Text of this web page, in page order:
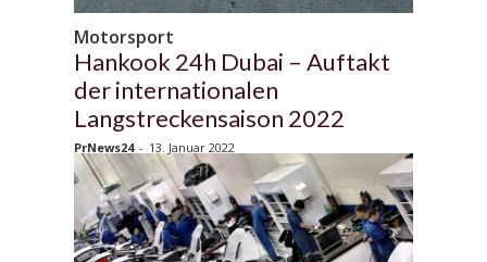
Motorsport
Hankook 24h Dubai – Auftakt
der internationalen
Langstreckensaison 2022
PrNews24 - 13. Januar 2022